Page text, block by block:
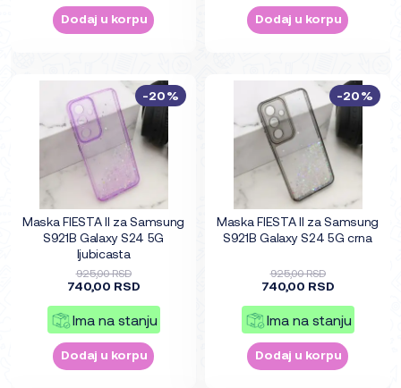
Dodaj u korpu Dodaj u korpu
Maska FIESTA II za Samsung
S921B Galaxy S24 5G
ljubicasta
925,00 RSD
740,00 RSD
Ima na stanju
Dodaj u korpu
-20%
Maska FIESTA II za Samsung
S921B Galaxy S24 5G crna
925,00 RSD
740,00 RSD
Ima na stanju
Dodaj u korpu
-20%